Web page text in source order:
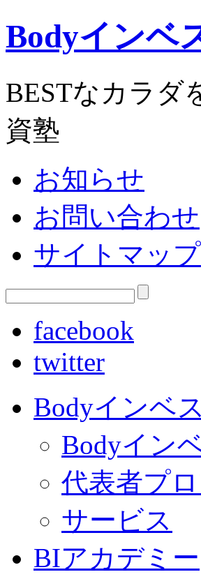
Bodyインベ
BESTなカラダ
資塾
お知らせ
お問い合わせ
サイトマップ
facebook
twitter
Bodyインベ
Bodyイン
代表者プ
サービス
BIアカデミー